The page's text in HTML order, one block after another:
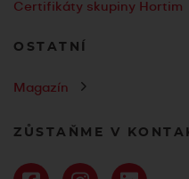
Certifikáty skupiny Hortim
OSTATNÍ
Magazín
ZŮSTAŇME V